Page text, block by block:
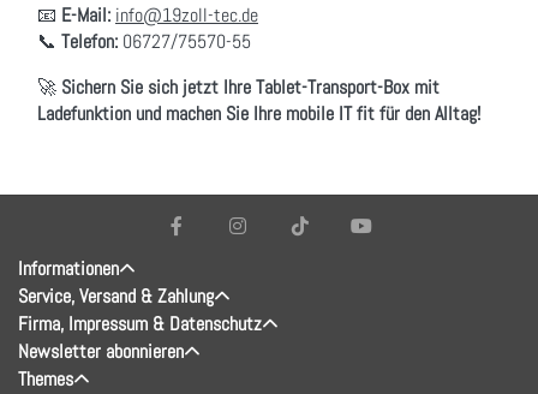
📧 E-Mail: info@19zoll-tec.de
📞 Telefon: 06727/75570-55
🚀 Sichern Sie sich jetzt Ihre Tablet-Transport-Box mit
Ladefunktion und machen Sie Ihre mobile IT fit für den Alltag!
Informationen
Service, Versand & Zahlung
Firma, Impressum & Datenschutz
Newsletter abonnieren
Themes